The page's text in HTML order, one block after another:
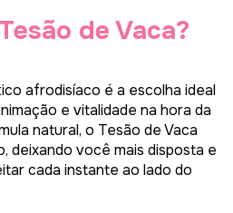
de Vaca?
afrodisíaco é a escolha ideal
e vitalidade na hora da
natural, o Tesão de Vaca
deixando você mais disposta e
cada instante ao lado do